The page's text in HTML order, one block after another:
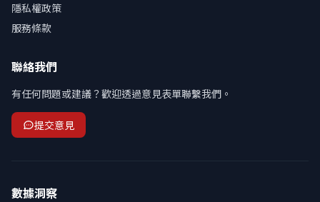
隱私權政策
服務條款
聯絡我們
有任何問題或建議？歡迎透過意見表單聯繫我們。
提交意見
數據洞察